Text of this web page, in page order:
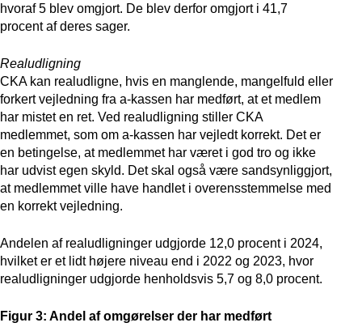
hvoraf 5 blev omgjort. De blev derfor omgjort i 41,7
procent af deres sager.
Realudligning
CKA kan realudligne, hvis en manglende, mangelfuld eller
forkert vejledning fra a-kassen har medført, at et medlem
har mistet en ret. Ved realudligning stiller CKA
medlemmet, som om a-kassen har vejledt korrekt. Det er
en betingelse, at medlemmet har været i god tro og ikke
har udvist egen skyld. Det skal også være sandsynliggjort,
at medlemmet ville have handlet i overensstemmelse med
en korrekt vejledning.
Andelen af realudligninger udgjorde 12,0 procent i 2024,
hvilket er et lidt højere niveau end i 2022 og 2023, hvor
realudligninger udgjorde henholdsvis 5,7 og 8,0 procent.
Figur 3: Andel af omgørelser der har medført